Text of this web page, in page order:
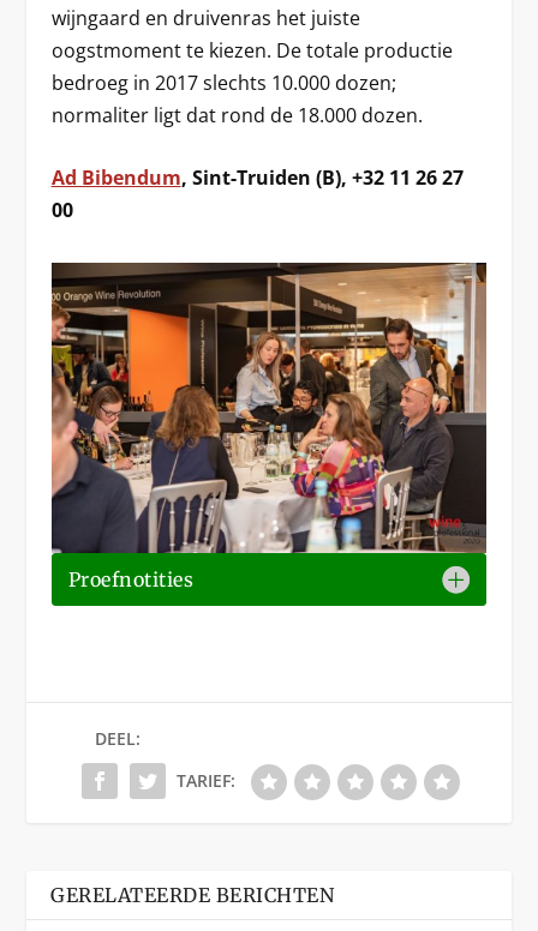
wijngaard en druivenras het juiste
oogstmoment te kiezen. De totale productie
bedroeg in 2017 slechts 10.000 dozen;
normaliter ligt dat rond de 18.000 dozen.
Ad Bibendum, Sint-Truiden (B), +32 11 26 27
00
Proefnotities
DEEL:
TARIEF:
GERELATEERDE BERICHTEN